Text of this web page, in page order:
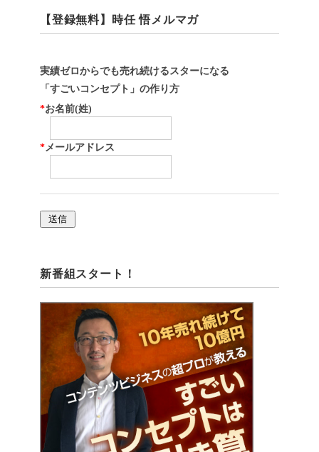
【登録無料】時任 悟メルマガ
実績ゼロからでも売れ続けるスターになる
「すごいコンセプト」の作り方
*お名前(姓)
* メールアドレス
新番組スタート！